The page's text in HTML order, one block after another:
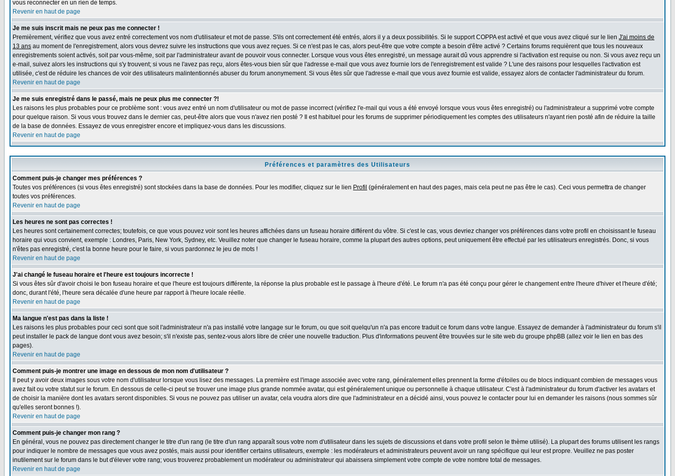
vous reconnecter en un rien de temps.
Revenir en haut de page
Je me suis inscrit mais ne peux pas me connecter !
Premièrement, vérifiez que vous avez entré correctement vos nom d'utilisateur et mot de passe. S'ils ont correctement été entrés, alors il y a deux possibilités. Si le support COPPA est activé et que vous avez cliqué sur le lien J'ai moins de
13 ans au moment de l'enregistrement, alors vous devrez suivre les instructions que vous avez reçues. Si ce n'est pas le cas, alors peut-être que votre compte a besoin d'être activé ? Certains forums requièrent que tous les nouveaux
enregistrements soient activés, soit par vous-même, soit par l'administrateur avant de pouvoir vous connecter. Lorsque vous vous êtes enregistré, un message aurait dû vous apprendre si l'activation est requise ou non. Si vous avez reçu un
e-mail, suivez alors les instructions qui s'y trouvent; si vous ne l'avez pas reçu, alors êtes-vous bien sûr que l'adresse e-mail que vous avez fournie lors de l'enregistrement est valide ? L'une des raisons pour lesquelles l'activation est
utilisée, c'est de réduire les chances de voir des utilisateurs malintentionnés abuser du forum anonymement. Si vous êtes sûr que l'adresse e-mail que vous avez fournie est valide, essayez alors de contacter l'administrateur du forum.
Revenir en haut de page
Je me suis enregistré dans le passé, mais ne peux plus me connecter ?!
Les raisons les plus probables pour ce problème sont : vous avez entré un nom d'utilisateur ou mot de passe incorrect (vérifiez l'e-mail qui vous a été envoyé lorsque vous vous êtes enregistré) ou l'administrateur a supprimé votre compte
pour quelque raison. Si vous vous trouvez dans le dernier cas, peut-être alors que vous n'avez rien posté ? Il est habituel pour les forums de supprimer périodiquement les comptes des utilisateurs n'ayant rien posté afin de réduire la taille
de la base de données. Essayez de vous enregistrer encore et impliquez-vous dans les discussions.
Revenir en haut de page
Préférences et paramètres des Utilisateurs
Comment puis-je changer mes préférences ?
Toutes vos préférences (si vous êtes enregistré) sont stockées dans la base de données. Pour les modifier, cliquez sur le lien Profil (généralement en haut des pages, mais cela peut ne pas être le cas). Ceci vous permettra de changer
toutes vos préférences.
Revenir en haut de page
Les heures ne sont pas correctes !
Les heures sont certainement correctes; toutefois, ce que vous pouvez voir sont les heures affichées dans un fuseau horaire différent du vôtre. Si c'est le cas, vous devriez changer vos préférences dans votre profil en choisissant le fuseau
horaire qui vous convient, exemple : Londres, Paris, New York, Sydney, etc. Veuillez noter que changer le fuseau horaire, comme la plupart des autres options, peut uniquement être effectué par les utilisateurs enregistrés. Donc, si vous
n'êtes pas enregistré, c'est la bonne heure pour le faire, si vous pardonnez le jeu de mots !
Revenir en haut de page
J'ai changé le fuseau horaire et l'heure est toujours incorrecte !
Si vous êtes sûr d'avoir choisi le bon fuseau horaire et que l'heure est toujours différente, la réponse la plus probable est le passage à l'heure d'été. Le forum n'a pas été conçu pour gérer le changement entre l'heure d'hiver et l'heure d'été;
donc, durant l'été, l'heure sera décalée d'une heure par rapport à l'heure locale réelle.
Revenir en haut de page
Ma langue n'est pas dans la liste !
Les raisons les plus probables pour ceci sont que soit l'administrateur n'a pas installé votre langage sur le forum, ou que soit quelqu'un n'a pas encore traduit ce forum dans votre langue. Essayez de demander à l'administrateur du forum s'il
peut installer le pack de langue dont vous avez besoin; s'il n'existe pas, sentez-vous alors libre de créer une nouvelle traduction. Plus d'informations peuvent être trouvées sur le site web du groupe phpBB (allez voir le lien en bas des
pages).
Revenir en haut de page
Comment puis-je montrer une image en dessous de mon nom d'utilisateur ?
Il peut y avoir deux images sous votre nom d'utilisateur lorsque vous lisez des messages. La première est l'image associée avec votre rang, généralement elles prennent la forme d'étoiles ou de blocs indiquant combien de messages vous
avez fait ou votre statut sur le forum. En dessous de celle-ci peut se trouver une image plus grande nommée avatar, qui est généralement unique ou personnelle à chaque utilisateur. C'est à l'administrateur du forum d'activer les avatars et
de choisir la manière dont les avatars seront disponibles. Si vous ne pouvez pas utiliser un avatar, cela voudra alors dire que l'administrateur en a décidé ainsi, vous pouvez le contacter pour lui en demander les raisons (nous sommes sûr
qu'elles seront bonnes !).
Revenir en haut de page
Comment puis-je changer mon rang ?
En général, vous ne pouvez pas directement changer le titre d'un rang (le titre d'un rang apparaît sous votre nom d'utilisateur dans les sujets de discussions et dans votre profil selon le thème utilisé). La plupart des forums utilisent les rangs
pour indiquer le nombre de messages que vous avez postés, mais aussi pour identifier certains utilisateurs, exemple : les modérateurs et administrateurs peuvent avoir un rang spécifique qui leur est propre. Veuillez ne pas poster
inutilement sur le forum dans le but d'élever votre rang; vous trouverez probablement un modérateur ou administrateur qui abaissera simplement votre compte de votre nombre total de messages.
Revenir en haut de page